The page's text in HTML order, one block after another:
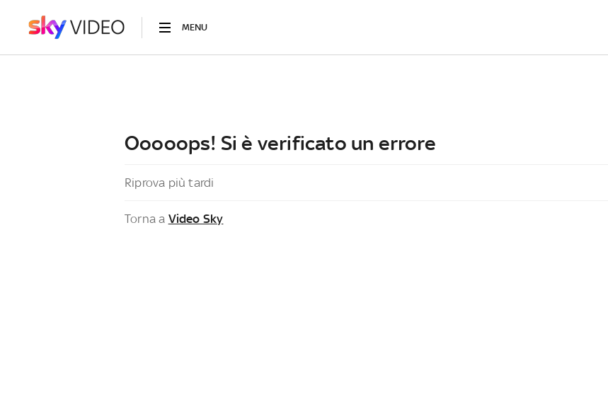
MENU
Ooooops! Si è verificato un errore
Riprova più tardi
Torna a Video Sky